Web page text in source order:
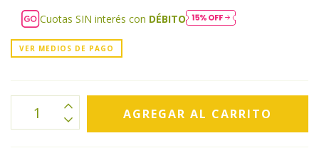
Cuotas SIN interés con DÉBITO
VER MEDIOS DE PAGO